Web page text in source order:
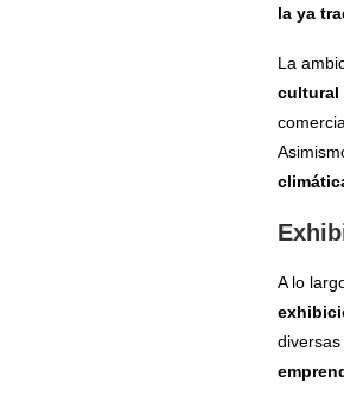
la ya
La
cultural
A lo